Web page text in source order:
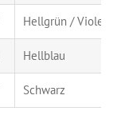
Hellgrün / Violett
Hellblau
Schwarz